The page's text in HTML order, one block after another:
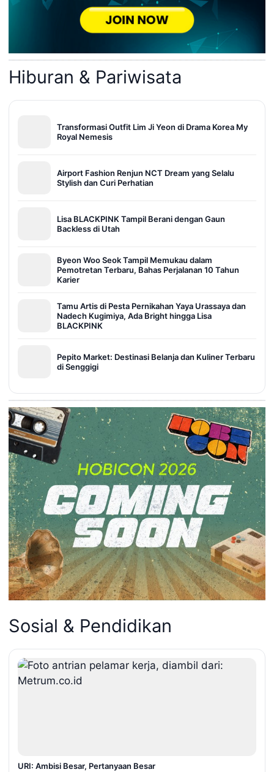
Hiburan & Pariwisata
Transformasi Outfit Lim Ji Yeon di Drama Korea My
Royal Nemesis
Airport Fashion Renjun NCT Dream yang Selalu
Stylish dan Curi Perhatian
Lisa BLACKPINK Tampil Berani dengan Gaun
Backless di Utah
Byeon Woo Seok Tampil Memukau dalam
Pemotretan Terbaru, Bahas Perjalanan 10 Tahun
Karier
Tamu Artis di Pesta Pernikahan Yaya Urassaya dan
Nadech Kugimiya, Ada Bright hingga Lisa
BLACKPINK
Pepito Market: Destinasi Belanja dan Kuliner Terbaru
di Senggigi
Sosial & Pendidikan
URI: Ambisi Besar, Pertanyaan Besar